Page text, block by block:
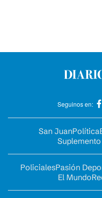
Seguinos en:
San JuanPolítica
PolicialesPasión
El Mundo